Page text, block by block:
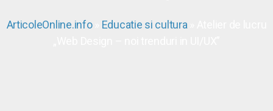
ArticoleOnline.info» Educatie si cultura